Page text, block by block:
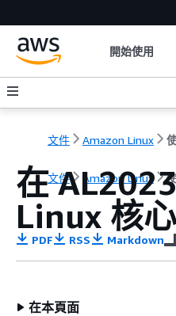
開始使用
文件 Amazon Linux
文件 Amazon Linux
在
Linux 核心
PDF RSS Markdown
在本頁面